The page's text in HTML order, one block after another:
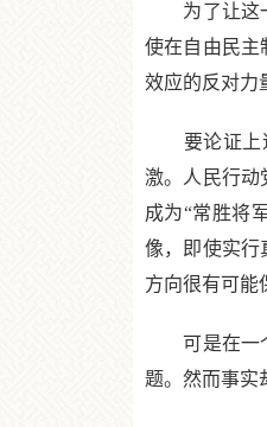
为了让这一
使在自由民主
效应的反对力
要论证上述
激。人民行动
成为“常胜将
像，即使实行
方向很有可能
可是在一个
题。然而事实